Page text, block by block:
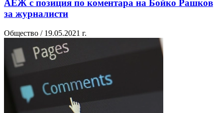
АЕЖ с позиция по коментара на Бойко Рашков
за журналисти
Общество / 19.05.2021 г.